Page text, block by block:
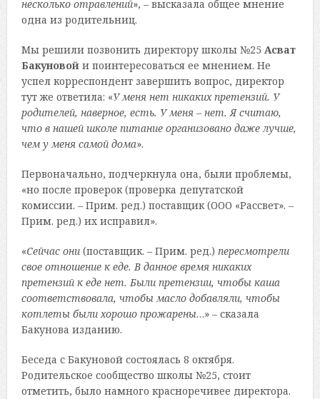
несколько отравлений», – высказала общее мнение
одна из родительниц.
Мы решили позвонить директору школы №25 Асват
Бакуновойи поинтересоваться ее мнением. Не
успел корреспондент завершить вопрос, директор
тут же ответила: «У меня нет никаких претензий. У
родителей, наверное, есть. У меня – нет. Я считаю,
что в нашей школе питание организовано даже лучше,
чем у меня самой дома».
Первоначально, подчеркнула она, были проблемы,
«но после проверок (проверка депутатской
комиссии. – Прим. ред.) поставщик (ООО «Рассвет». –
Прим. ред.) их исправил».
«Сейчас они (поставщик. – Прим. ред.) пересмотрели
свое отношение к еде. В данное время никаких
претензий к еде нет. Были претензии, чтобы каша
соответствовала, чтобы масло добавляли, чтобы
котлеты были хорошо прожарены…» – сказала
Бакунова изданию.
Беседа с Бакуновой состоялась 8 октября.
Родительское сообщество школы №25, стоит
отметить, было намного красноречивее директора.